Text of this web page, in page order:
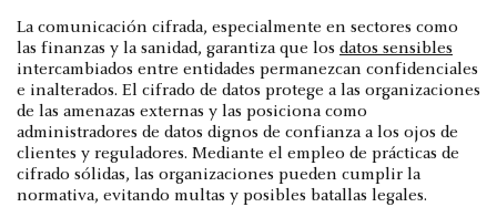
La comunicación cifrada, especialmente en sectores como
las finanzas y la sanidad, garantiza que los datos sensibles
intercambiados entre entidades permanezcan confidenciales
e inalterados. El cifrado de datos protege a las organizaciones
de las amenazas externas y las posiciona como
administradores de datos dignos de confianza a los ojos de
clientes y reguladores. Mediante el empleo de prácticas de
cifrado sólidas, las organizaciones pueden cumplir la
normativa, evitando multas y posibles batallas legales.